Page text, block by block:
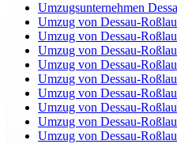
Umzugsunternehmen
Umzug von Dessau-
Umzug von Dessau-
Umzug von Dessau-
Umzug von Dessau-
Umzug von Dessau-
Umzug von Dessau-
Umzug von Dessau-
Umzug von Dessau-
Umzug von Dessau-